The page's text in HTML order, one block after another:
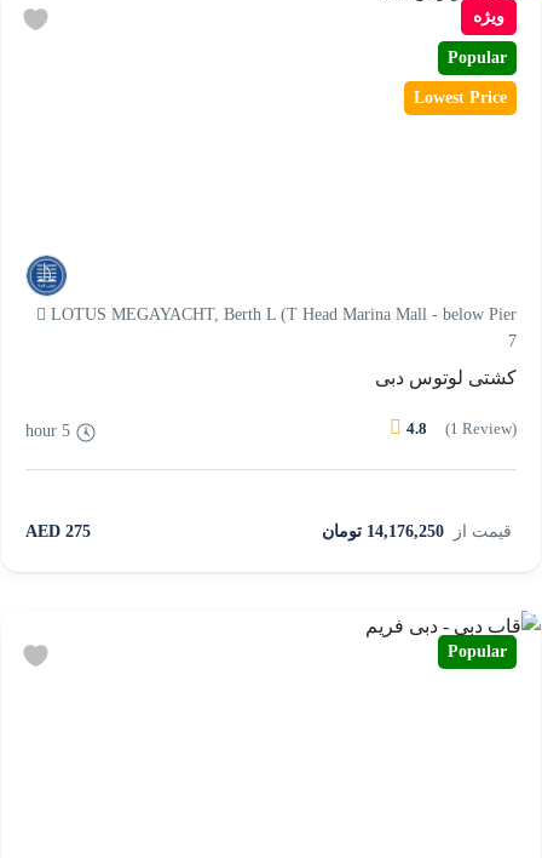
ویژه
Popular
Lowest Price
LOTUS MEGAYACHT, Berth L (T Head Marina Mall - below Pier
7
کشتی لوتوس دبی
4.8 (1 Review)
قیمت از 14,176,250 تومان 275 AED
5 hour
Popular